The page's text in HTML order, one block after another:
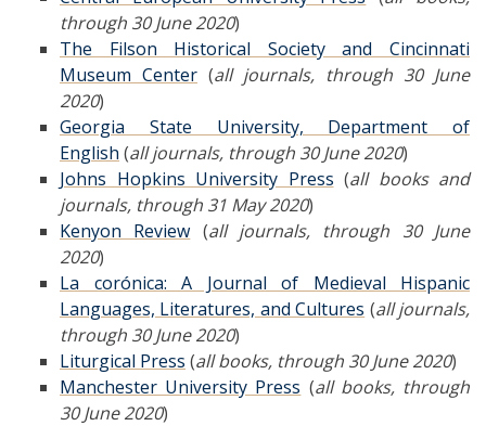
through 30 June 2020)
The Filson Historical Society and Cincinnati
Museum Center (all journals, through 30 June
2020)
Georgia State University, Department of
English (all journals, through 30 June 2020)
Johns Hopkins University Press (all books and
journals, through 31 May 2020)
Kenyon Review (all journals, through 30 June
2020)
La corónica: A Journal of Medieval Hispanic
Languages, Literatures, and Cultures (all journals,
through 30 June 2020)
Liturgical Press (all books, through 30 June 2020)
Manchester University Press (all books, through
30 June 2020)